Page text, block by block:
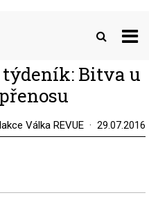
Bitva u
Válka REVUE 29.07.2016